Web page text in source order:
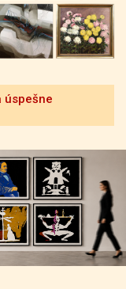
úspešne